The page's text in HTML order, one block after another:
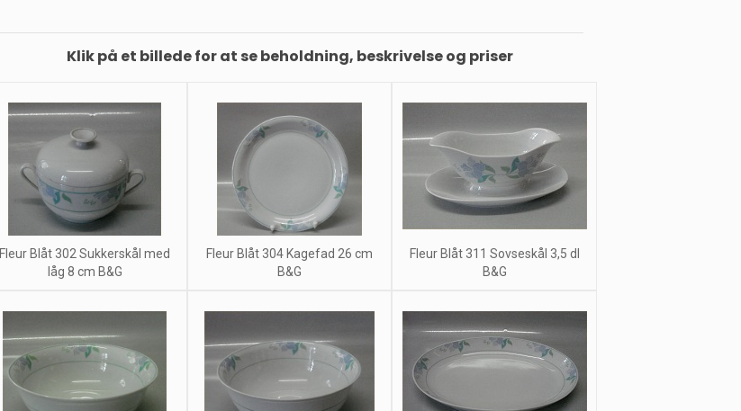
Klik på et billede for at se beholdning, beskrivelse og priser
Fleur Blåt 302 Sukkerskål med
låg 8 cm B&G
Fleur Blåt 304 Kagefad 26 cm
B&G
Fleur Blåt 311 Sovseskål 3,5 dl
B&G